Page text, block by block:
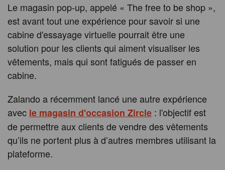
Le magasin pop-up, appelé « The free to be shop »,
est avant tout une expérience pour savoir si une
cabine d'essayage virtuelle pourrait être une
solution pour les clients qui aiment visualiser les
vêtements, mais qui sont fatigués de passer en
cabine.
Zalando a récemment lancé une autre expérience
avec le magasin d'occasion Zircle : l'objectif est
de permettre aux clients de vendre des vêtements
qu’ils ne portent plus à d’autres membres utilisant la
plateforme.